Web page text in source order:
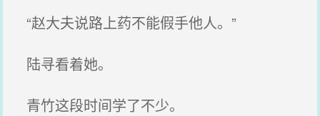
“赵大夫说路上药不能假手他人。”
陆寻看着她。
青竹这段时间学了不少。